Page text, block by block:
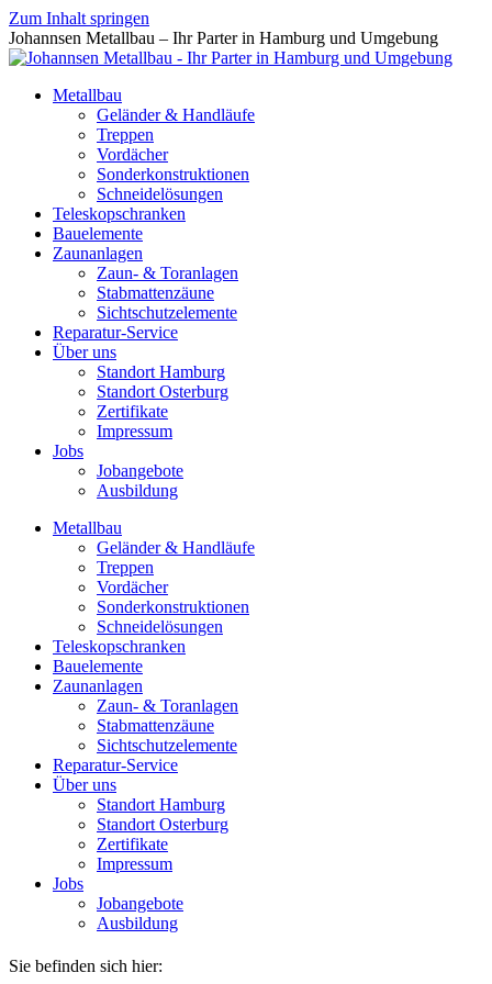
Zum Inhalt springen
Johannsen Metallbau – Ihr Parter in Hamburg und Umgebung
Metallbau
Geländer & Handläufe
Treppen
Vordächer
Sonderkonstruktionen
Schneidelösungen
Teleskopschranken
Bauelemente
Zaunanlagen
Zaun- & Toranlagen
Stabmattenzäune
Sichtschutzelemente
Reparatur-Service
Über uns
Standort Hamburg
Standort Osterburg
Zertifikate
Impressum
Jobs
Jobangebote
Ausbildung
Metallbau
Geländer & Handläufe
Treppen
Vordächer
Sonderkonstruktionen
Schneidelösungen
Teleskopschranken
Bauelemente
Zaunanlagen
Zaun- & Toranlagen
Stabmattenzäune
Sichtschutzelemente
Reparatur-Service
Über uns
Standort Hamburg
Standort Osterburg
Zertifikate
Impressum
Jobs
Jobangebote
Ausbildung
Sie befinden sich hier: